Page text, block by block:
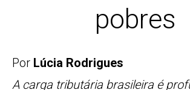
pobres
Por Lúcia Rodrigues
A carga tributária brasileira é